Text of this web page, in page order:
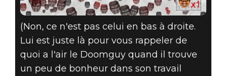
(Non, ce n'est pas celui en bas à droite.
Lui est juste là pour vous rappeler de
quoi a l'air le Doomguy quand il trouve
un peu de bonheur dans son travail